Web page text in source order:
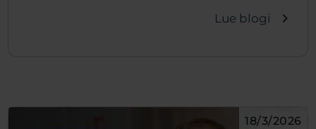
Lue blogi navigate_next
18/3/2026